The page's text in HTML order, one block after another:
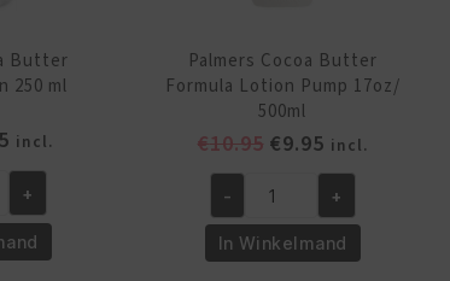
Butter
250 ml
Huidige
prijs
is:
€5.95.
incl.
+
Palmers Cocoa Butter
Formula Lotion Pump 17oz/
500ml
€10.95 Oorspronkelijke
was:
€10.95.
€9.95Huidige
prijs
is:
€9.95.
incl.
Palmers
Cocoa
Butter
- +
In Winkelmand